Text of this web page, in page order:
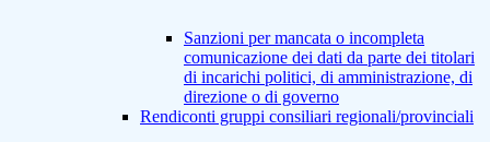
Sanzioni per mancata o incompleta
comunicazione dei dati da parte dei titolari
di incarichi politici, di amministrazione, di
direzione o di governo
Rendiconti gruppi consiliari regionali/provinciali